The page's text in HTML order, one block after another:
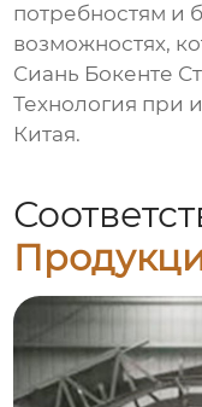
потребностям и
возможностях,
Сиань Бокенте
Технология при
Китая.